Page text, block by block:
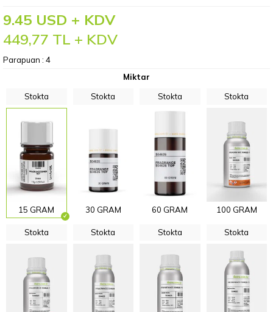
9.45 USD + KDV
449,77 TL + KDV
Parapuan : 4
Miktar
Stokta
15 GRAM
Stokta
30 GRAM
Stokta
60 GRAM
Stokta
100 GRAM
Stokta Stokta Stokta Stokta